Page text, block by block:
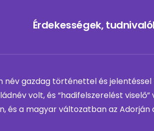
Érdekességek,
név gazdag történettel és
volt, és “hadifelszerelést
és a magyar változatban az